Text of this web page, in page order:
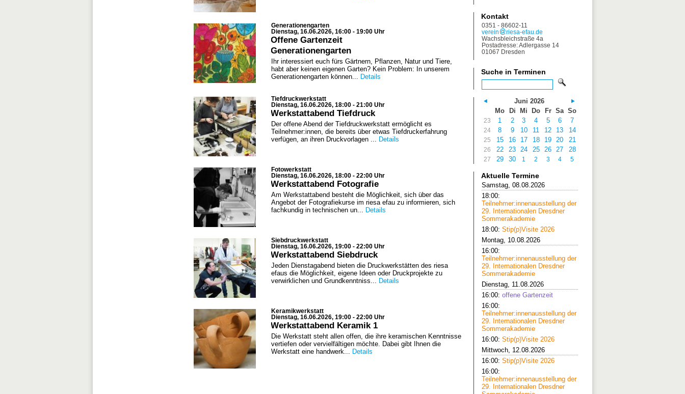
Generationengarten
Dienstag, 16.06.2026, 16:00 - 19:00 Uhr
Offene Gartenzeit
Generationengarten
Ihr interessiert euch fürs Gärtnern, Pflanzen, Natur und Tiere,
habt aber keinen eigenen Garten? Kein Problem: In unserem
Generationengarten können...
Details
Tiefdruckwerkstatt
Dienstag, 16.06.2026, 18:00 - 21:00 Uhr
Werkstattabend Tiefdruck
Der offene Abend der Tiefdruckwerkstatt ermöglicht es
Teilnehmer:innen, die bereits über etwas Tiefdruckerfahrung
verfügen, an ihren Druckvorlagen ...
Details
Fotowerkstatt
Dienstag, 16.06.2026, 18:00 - 22:00 Uhr
Werkstattabend Fotografie
Am Werkstattabend besteht die Möglichkeit, sich über das
Angebot der Fotografiekurse im riesa efau zu informieren, sich
fachkundig in technischen un...
Details
Siebdruckwerkstatt
Dienstag, 16.06.2026, 19:00 - 22:00 Uhr
Werkstattabend Siebdruck
Jeden Dienstagabend bieten die Druckwerkstätten des riesa
efaus die Möglichkeit, eigene Ideen oder Druckprojekte zu
verwirklichen und Grundkenntniss... Details
Keramikwerkstatt
Dienstag, 16.06.2026, 19:00 - 22:00 Uhr
Werkstattabend Keramik 1
Die Werkstatt steht allen offen, die ihre keramischen Kenntnisse
vertiefen oder vervielfältigen möchte. Dabei gibt Ihnen die
Werkstatt eine handwerk... Details
Kontakt
0351 - 86602-11
verein
riesa-efau.de
Wachsbleichstraße 4a
Postadresse: Adlergasse 14
01067 Dresden
Suche in Terminen
Juni 2026
Mo
Di Mi Do Fr Sa So
23 1 2 3 4 5 6 7
24 8 9 10 11 12 13 14
25 15 16 17 18 19 20 21
26 22 23 24 25 26 27 28
27 29 30 1 2 3 4 5
Aktuelle Termine
Samstag, 08.08.2026
18:00:
Teilnehmer:innenausstellung der
29. Internationalen Dresdner
Sommerakademie
18:00: Stip(p)Visite 2026
Montag, 10.08.2026
16:00:
Teilnehmer:innenausstellung der
29. Internationalen Dresdner
Sommerakademie
Dienstag, 11.08.2026
16:00: offene Gartenzeit
16:00:
Teilnehmer:innenausstellung der
29. Internationalen Dresdner
Sommerakademie
16:00: Stip(p)Visite 2026
Mittwoch, 12.08.2026
16:00: Stip(p)Visite 2026
16:00:
Teilnehmer:innenausstellung der
29. Internationalen Dresdner